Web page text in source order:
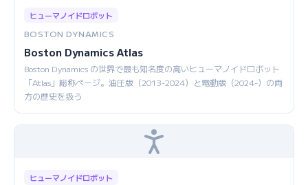
ヒューマノイドロボット
BOSTON DYNAMICS
Boston Dynamics Atlas
Boston Dynamics の世界で最も知名度の高いヒューマノイドロボット
「Atlas」総称ページ。油圧版（2013-2024）と電動版（2024-）の両
方の歴史を扱う
ヒューマノイドロボット